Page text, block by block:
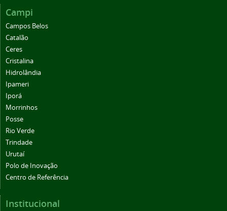
Campi
Campos Belos
Catalão
Ceres
Cristalina
Hidrolândia
Ipameri
Iporá
Morrinhos
Posse
Rio Verde
Trindade
Urutaí
Polo de Inovação
Centro de Referência
Institucional